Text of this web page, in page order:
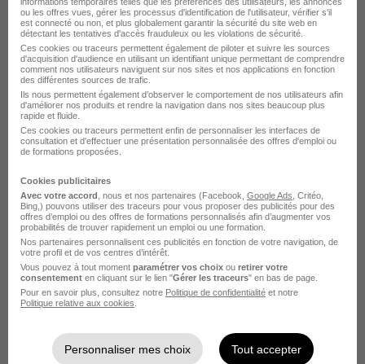
Dom Offre de Stage de 2 - Découverte
des Métiers de la Poste H/F
Groupe Tva la Poste
Fort-de-France - 972 Stage Temps partiel
Cette offre n’est plus disponible depuis le 27/06/26
Emplois & formations
Stage Gestionnaire de marchés publics
Stage Gestion
ou les offres vues, gérer les processus d'identification de l'utilisateur, vérifier s'il
est connecté ou non, et plus globalement garantir la sécurité du site web en
détectant les tentatives d'accès frauduleux ou les violations de sécurité.
Ces cookies ou traceurs permettent également de piloter et suivre les sources
d'acquisition d'audience en utilisant un identifiant unique permettant de comprendre
comment nos utilisateurs naviguent sur nos sites et nos applications en fonction
des différentes sources de trafic.
Ils nous permettent également d’observer le comportement de nos utilisateurs afin
d'améliorer nos produits et rendre la navigation dans nos sites beaucoup plus
rapide et fluide.
Ces cookies ou traceurs permettent enfin de personnaliser les interfaces de
consultation et d'effectuer une présentation personnalisée des offres d'emploi ou
de formations proposées.
Cookies publicitaires
Avec votre accord , nous et nos partenaires (Facebook, Google Ads , Critéo,
Bing,) pouvons utiliser des traceurs pour vous proposer des publicités pour des
offres d’emploi ou des offres de formations personnalisés afin d’augmenter vos
probabilités de trouver rapidement un emploi ou une formation.
Nos partenaires personnalisent ces publicités en fonction de votre navigation, de
votre profil et de vos centres d’intérêt.
Vous pouvez à tout moment paramétrer vos choix ou retirer votre
consentement en cliquant sur le lien "Gérer les traceurs" en bas de page.
Pour en savoir plus, consultez notre Politique de confidentialité et notre
Politique relative aux cookies
Personnaliser mes choix Tout accepter